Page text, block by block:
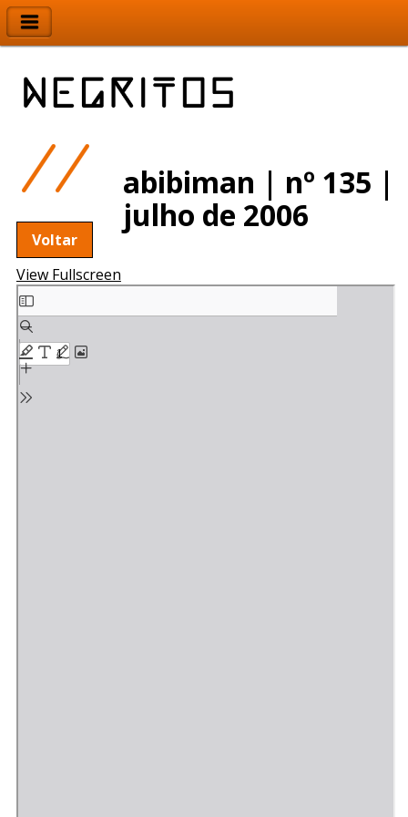
abibiman | nº 135 |
julho de 2006
Voltar
View Fullscreen
Skip
to
PDF
content